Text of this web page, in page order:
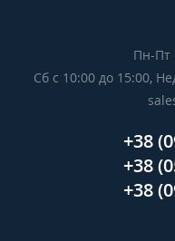
Пн-Пт
Сб с 10:00 до 15:00,
+38
+38
+38